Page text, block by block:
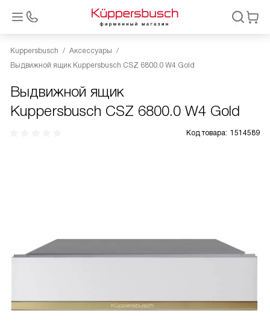
Kuppersbusch
Аксессуары
Выдвижной ящик Kuppersbusch CSZ 6800.0 W4 Gold
Выдвижной ящик
Kuppersbusch CSZ 6800.0 W4 Gold
Код товара: 1514589